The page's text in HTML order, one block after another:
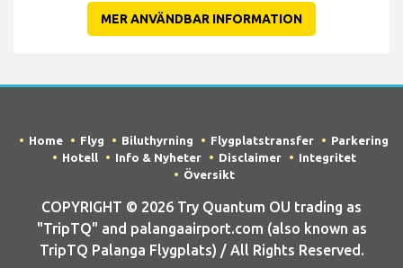
MER ANVÄNDBAR INFORMATION
Home Flyg Biluthyrning Flygplatstransfer
Parkering
Hotell
Info & Nyheter Disclaimer
Integritet
Översikt
COPYRIGHT © 2026 Try Quantum OU trading as
"TripTQ" and palangaairport.com (also known as
TripTQ Palanga Flygplats) / All Rights Reserved.